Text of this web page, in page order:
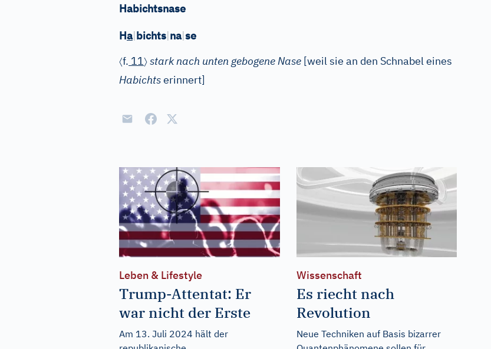
Habichtsnase
Ha|bichts|na|se
〈f. 11〉stark nach unten gebogene Nase [weil sie an den Schnabel eines
Habichtserinnert]
Leben & Lifestyle
Trump-Attentat: Er
war nicht der Erste
Am 13. Juli 2024 hält der
Wissenschaft
Es riecht nach
Revolution
Neue Techniken auf Basis bizarrer